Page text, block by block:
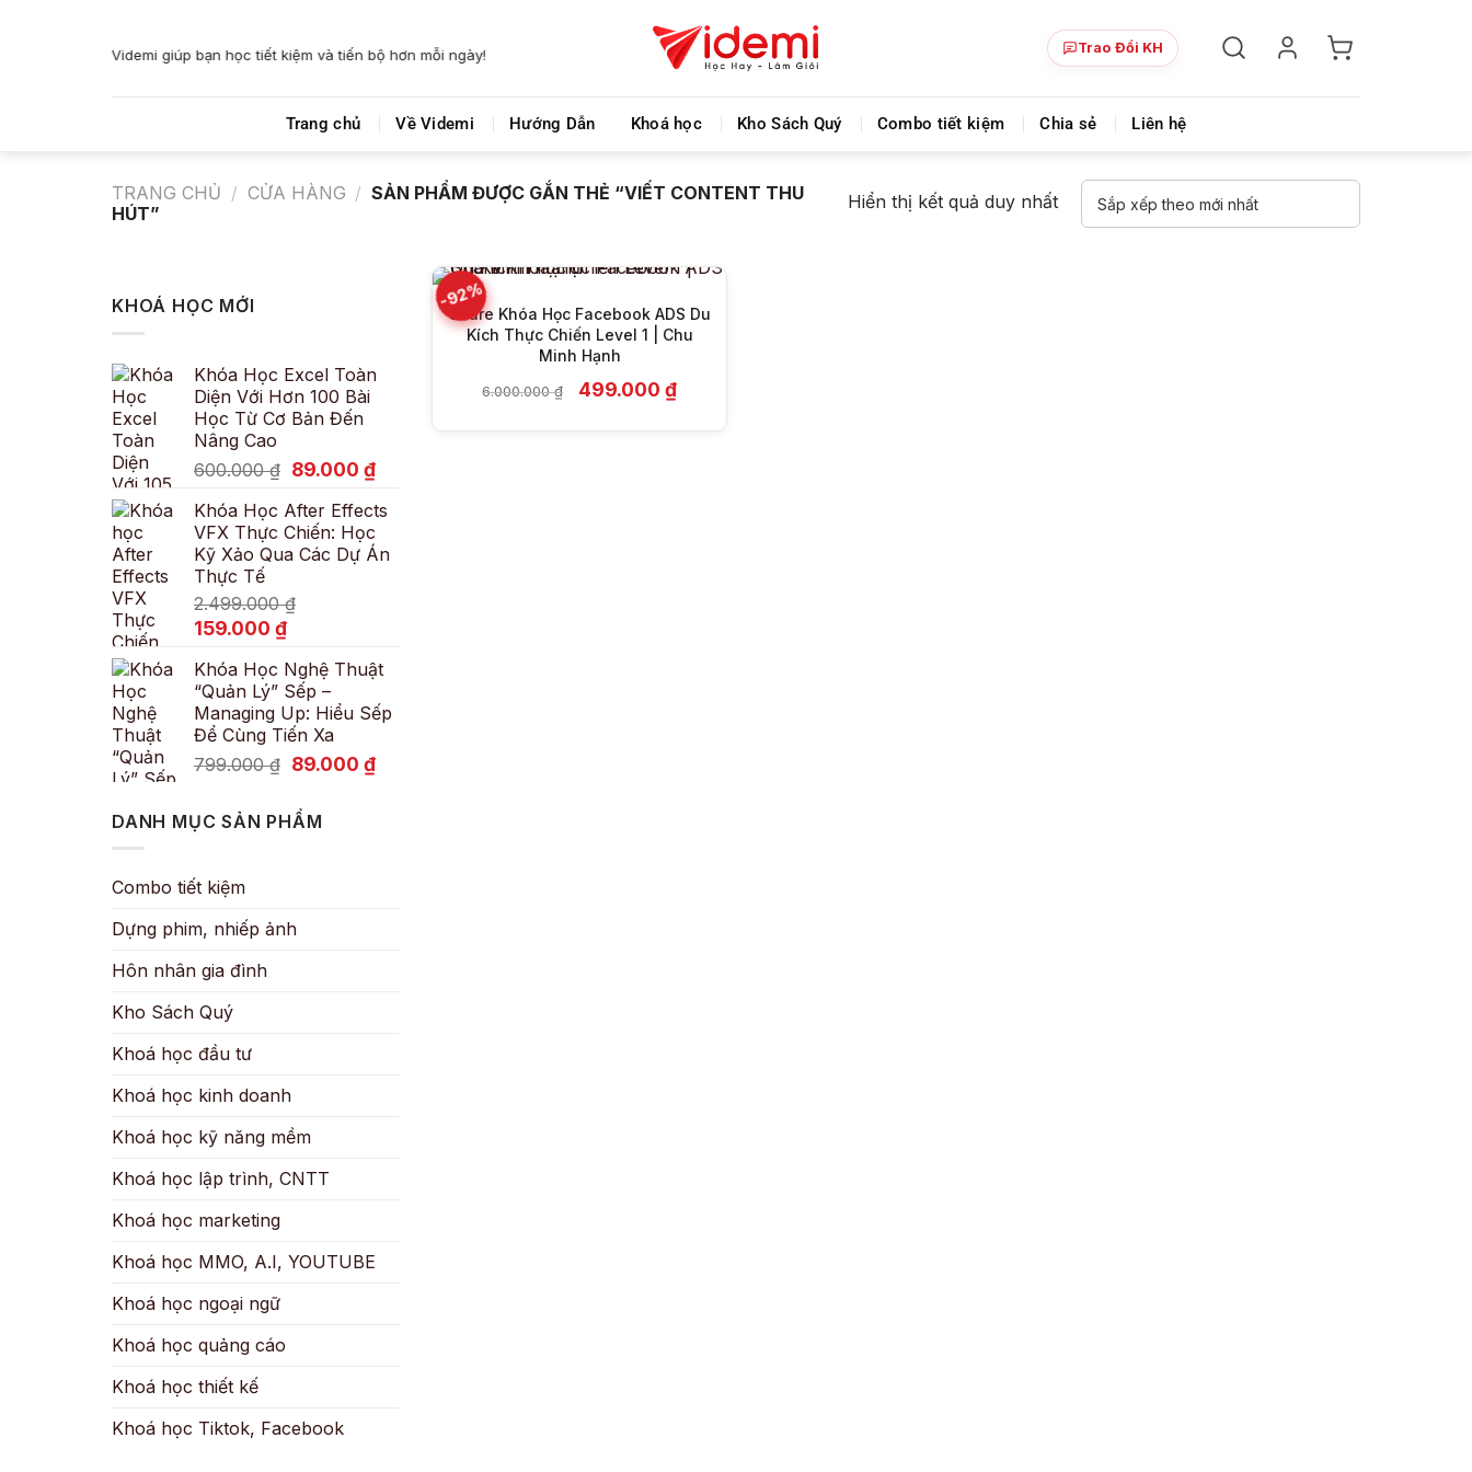
Videmi giúp bạn học tiết kiệm và tiến bộ hơn mỗi ngày! Chia sẻ khoá học giá rẻ cho những ai hạn hẹp về tài chính Videmi là nơi chia sẻ khóa học đa lĩnh vực & siêu
Trao Đổi KH
Trang chủ Về Videmi Hướng Dẫn Khoá học Kho Sách Quý Combo tiết kiệm Chia sẻ Liên hệ
TRANG CHỦ / CỬA HÀNG / SẢN PHẨM ĐƯỢC GẮN THẺ “VIẾT CONTENT THU
HÚT”
Hiển thị kết quả duy nhất
KHOÁ HỌC MỚI
Khóa Học Excel Toàn
Diện Với Hơn 100 Bài
Học Từ Cơ Bản Đến
Nâng Cao
600.000₫ Giá
là:
600.000 ₫.
89.000 ₫Giá
tại
là:
89.000 ₫.
Khóa Học After Effects
VFX Thực Chiến: Học
Kỹ Xảo Qua Các Dự Án
Thực Tế
2.499.000₫
Giá
là:
2.499.000 ₫.
159.000 ₫Giá
tại
là:
159.000 ₫.
Khóa Học Nghệ Thuật
“Quản Lý” Sếp –
Managing Up: Hiểu Sếp
Để Cùng Tiến Xa
799.000₫ Giá
là:
799.000 ₫.
89.000 ₫Giá
DANH MỤC SẢN PHẨM
Combo tiết kiệm
Dựng phim, nhiếp ảnh
Hôn nhân gia đình
Kho Sách Quý
Khoá học đầu tư
Khoá học kinh doanh
Khoá học kỹ năng mềm
Khoá học lập trình, CNTT
Khoá học marketing
Khoá học MMO, A.I, YOUTUBE
Khoá học ngoại ngữ
Khoá học quảng cáo
Khoá học thiết kế
Khoá học Tiktok, Facebook
-92%
Share Khóa Học Facebook ADS Du
Kích Thực Chiến Level 1 | Chu
Minh Hạnh
6.000.000₫ Giá
499.000₫Giá